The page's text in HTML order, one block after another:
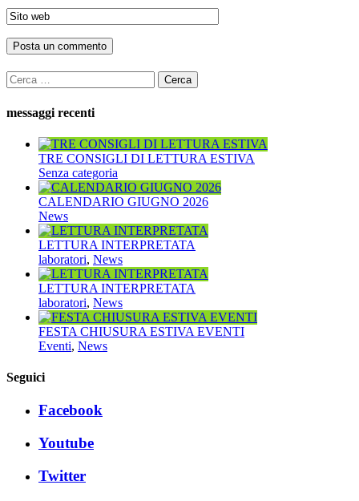
Ricerca
per:
messaggi recenti
TRE CONSIGLI DI LETTURA ESTIVA
Senza categoria
CALENDARIO GIUGNO 2026
News
LETTURA INTERPRETATA
laboratori, News
LETTURA INTERPRETATA
laboratori, News
FESTA CHIUSURA ESTIVA EVENTI
Eventi, News
Seguici
Facebook
Youtube
Twitter